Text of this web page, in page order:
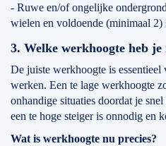
- Ruwe en/of ongelijke
wielen en voldoende (minimaal 2)
3. Welke werkhoogte heb je
De juiste werkhoogte is
werken. Een te lage werkhoogte
onhandige situaties doordat je
een te hoge steiger is onnodig en
Wat is werkhoogte nu precies?